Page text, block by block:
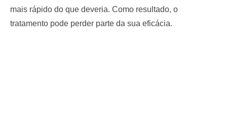
mais rápido do que deveria. Como resultado, o
tratamento pode perder parte da sua eficácia.